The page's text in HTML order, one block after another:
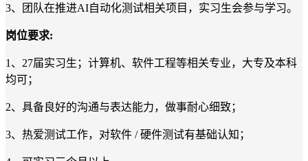
3、团队在推进AI自动化测试相关项目，实习生会参与学习。
岗位要求:
1 、 27届实习生；计算机、软件工程等相关专业，大专及本科
均可；
2、具备良好的沟通与表达能力，做事耐心细致；
3、热爱测试工作，对软件 /硬件测试有基础认知；